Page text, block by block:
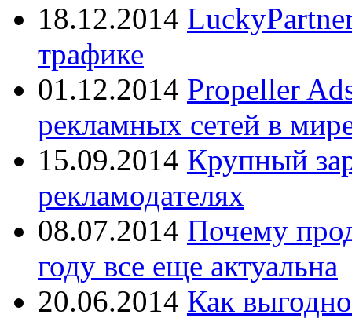
18.12.2014
трафике
01.12.2014 Propeller
рекламных сетей в
15.09.2014 Крупный
рекламодателях
08.07.2014 Почему
году все еще актуальна
20.06.2014 Как